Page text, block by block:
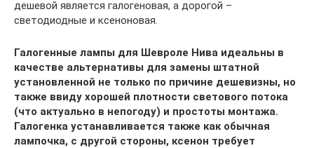
дешевой является галогеновая, а дорогой –
светодиодные и ксеноновая.
Галогенные лампы для Шевроле Нива идеальны в
качестве альтернативы для замены штатной
установленной не только по причине дешевизны, но
также ввиду хорошей плотности светового потока
(что актуально в непогоду) и простоты монтажа.
Галогенка устанавливается также как обычная
лампочка, с другой стороны, ксенон требует